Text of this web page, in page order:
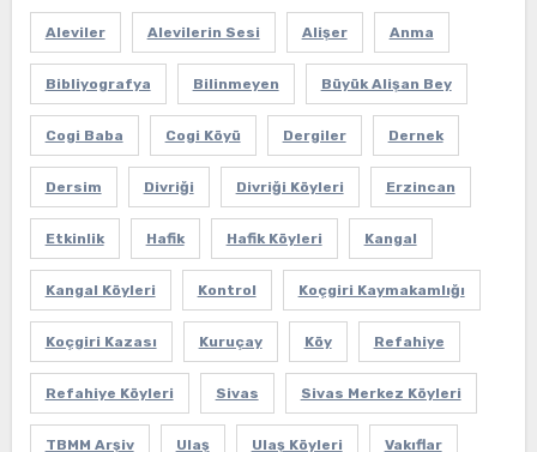
Aleviler Alevilerin Sesi Alişer Anma
Bibliyografya Bilinmeyen Büyük Alişan Bey
Cogi Baba Cogi Köyü Dergiler Dernek
Dersim Divriği Divriği Köyleri Erzincan
Etkinlik Hafik Hafik Köyleri Kangal
Kangal Köyleri Kontrol Koçgiri Kaymakamlığı
Koçgiri Kazası Kuruçay Köy Refahiye
Refahiye Köyleri Sivas Sivas Merkez Köyleri
TBMM Arşiv Ulaş Ulaş Köyleri Vakıflar